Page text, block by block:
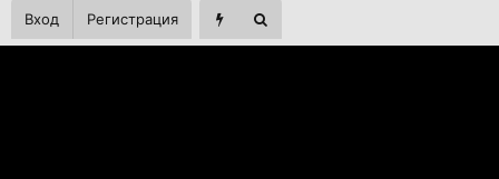
Вход
Регистрация